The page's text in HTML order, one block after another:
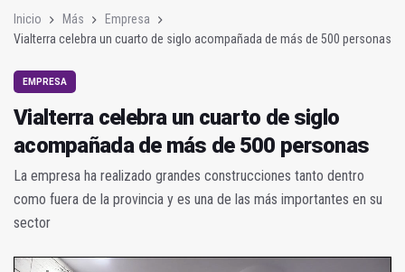
Inicio Más
Empresa
Vialterra celebra un cuarto de siglo acompañada de más de 500 personas
EMPRESA
Vialterra celebra un cuarto de siglo
acompañada de más de 500 personas
La empresa ha realizado grandes construcciones tanto dentro
como fuera de la provincia y es una de las más importantes en su
sector